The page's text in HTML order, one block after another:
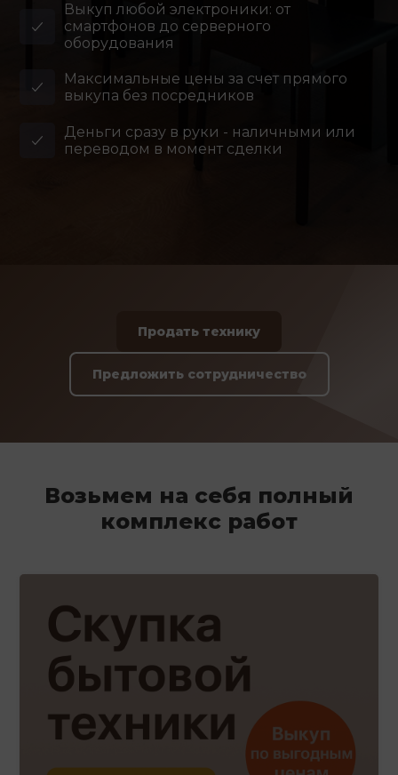
Выкуп любой электроники: от
смартфонов до серверного
оборудования
Максимальные цены за счет прямого
выкупа без посредников
Деньги сразу в руки - наличными или
переводом в момент сделки
Продать технику
Предложить сотрудничество
Возьмем на себя полный
комплекс работ